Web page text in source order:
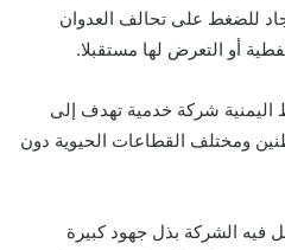
للضغط على تحالف العدوان
أو التعرض لها مستقبلا.
اليمنية شركة خدمية تهدف إلى
ومختلف القطاعات الحيوية دون
فيه الشركة بذل جهود كبيرة